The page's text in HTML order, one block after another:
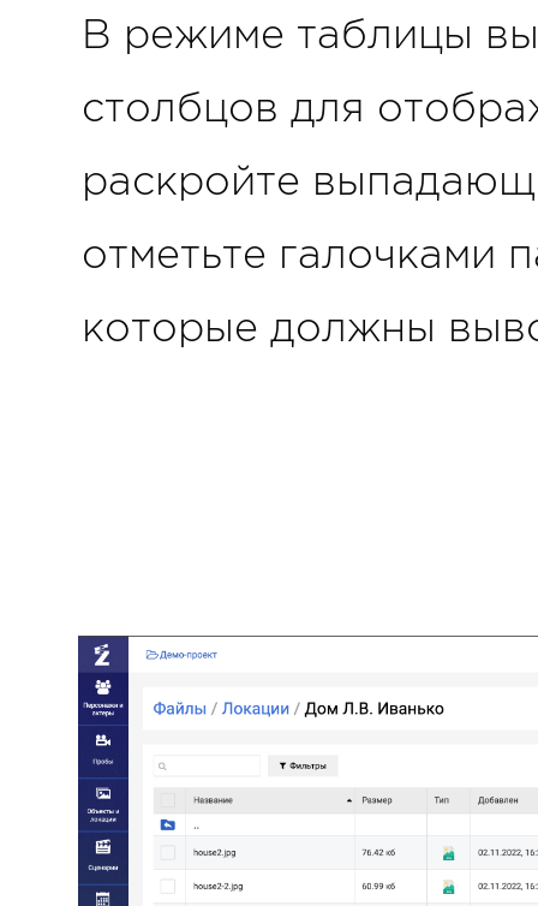
В режиме таблицы
столбцов для
раскройте
отметьте галочками
которые должны